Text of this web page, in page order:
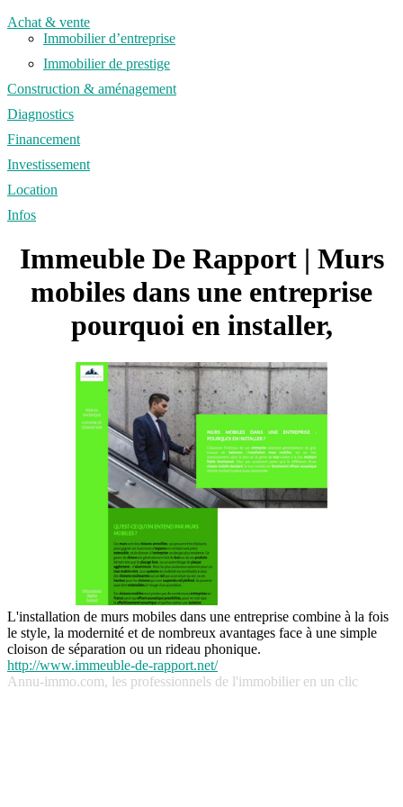
Achat & vente
Immobilier d’entreprise
Immobilier de prestige
Construction & aménagement
Diagnostics
Financement
Investissement
Location
Infos
Immeuble De Rapport | Murs
mobiles dans une entreprise
pourquoi en installer,
L'installation de murs mobiles dans une entreprise combine à la fois
le style, la modernité et de nombreux avantages face à une simple
cloison de séparation ou un rideau phonique.
http://www.immeuble-de-rapport.net/
Annu-immo.com, les professionnels de l'immobilier en un clic